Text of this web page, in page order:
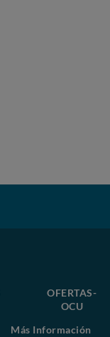
OFERTAS-
OCU
Más Información